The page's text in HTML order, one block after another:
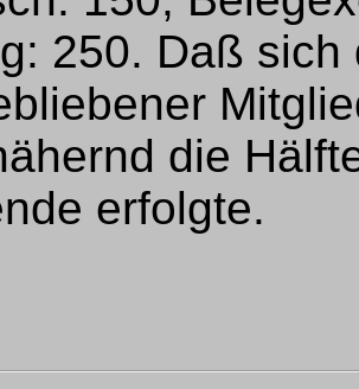
250. Daß sich
die
erfolgte.